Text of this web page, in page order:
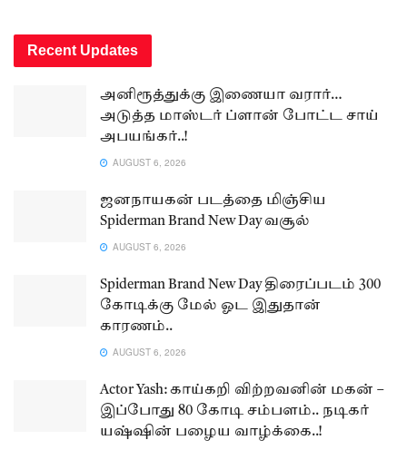
Recent Updates
அனிரூத்துக்கு இணையா வரார்…
அடுத்த மாஸ்டர் ப்ளான் போட்ட சாய்
அபயங்கர்..!
AUGUST 6, 2026
ஜனநாயகன் படத்தை மிஞ்சிய
Spiderman Brand New Day வசூல்
AUGUST 6, 2026
Spiderman Brand New Day திரைப்படம் 300
கோடிக்கு மேல் ஓட இதுதான்
காரணம்..
AUGUST 6, 2026
Actor Yash: காய்கறி விற்றவனின் மகன் –
இப்போது 80 கோடி சம்பளம்.. நடிகர்
யஷ்ஷின் பழைய வாழ்க்கை..!